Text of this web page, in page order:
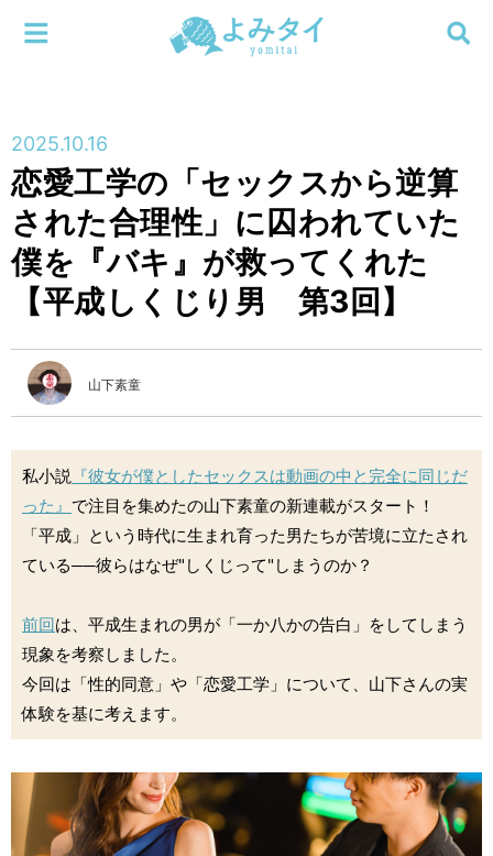
連載
新刊
特集
編集部
検索する
メニューを閉じる
2025.10.16
恋愛工学の「セックスから逆算
された合理性」に囚われていた
僕を『バキ』が救ってくれた
【平成しくじり男 第3回】
山下素童
私小説 『彼女が僕としたセックスは動画の中と完全に同じだ
った』 で注目を集めたの山下素童の新連載がスタート！
「平成」という時代に生まれ育った男たちが苦境に立たされ
ている──彼らはなぜ"しくじって"しまうのか？
前回は、平成生まれの男が「一か八かの告白」をしてしまう
現象を考察しました。
今回は「性的同意」や「恋愛工学」について、山下さんの実
体験を基に考えます。